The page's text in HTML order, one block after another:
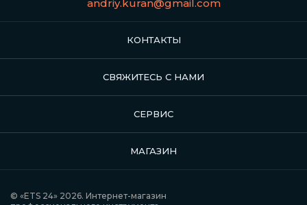
andriy.kuran@gmail.com
КОНТАКТЫ
СВЯЖИТЕСЬ С НАМИ
СЕРВИС
МАГАЗИН
© «ETS 24» 2026. Интернет-магазин